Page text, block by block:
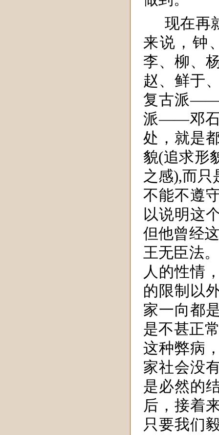
现在再
来说，钟
李、柳、
赵、鲜于
复古派——
派——邓石
处，就是
貌(追求形
之感),而只
不能不遵
以说明这
但他曾经
王无臣法
人的性情
的限制以
家一向都
是不甚正
这种弊病
家社会没
是必然的
后，接着
只要我们